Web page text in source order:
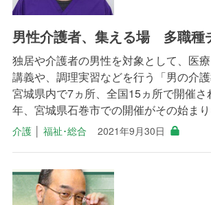
男性介護者、集える場 多職種
独居や介護者の男性を対象として、医
講義や、調理実習などを行う「男の介護
宮城県内で7ヵ所、全国15ヵ所で開催
年、宮城県石巻市での開催がその始ま
介護│ 福祉･総合 2021年9月30日